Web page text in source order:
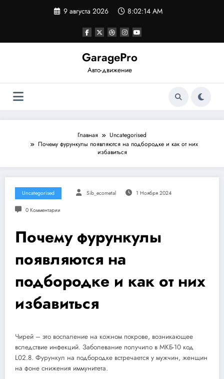
9 августа 2026 8:02:15 AM
GaragePro
Авто-движение
Главная
Uncategorised
Почему фурункулы появляются на подбородке и как от них
избавиться
Uncategorised Sib_ecometal 1 Ноября 2024
0 Комментарии
Почему фурункулы
появляются на
подбородке и как от них
избавиться
Чирей – это воспаление на кожном покрове, возникающее
вследствие инфекций. Заболевание получило в МКБ-10 код
L02.8. Фурункул на подбородке встречается у мужчин, женщин
на фоне снижения иммунитета.